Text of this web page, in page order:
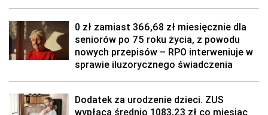
0 zł zamiast 366,68 zł miesięcznie dla
seniorów po 75 roku życia, z powodu
nowych przepisów – RPO interweniuje w
sprawie iluzorycznego świadczenia
Dodatek za urodzenie dzieci. ZUS
wypłaca średnio 1083,23 zł co miesiąc